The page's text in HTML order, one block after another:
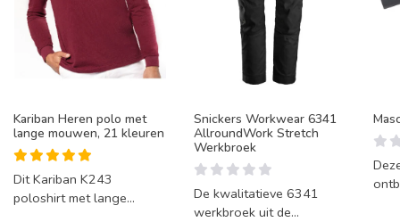
Kariban Heren polo met
lange mouwen, 21 kleuren
Dit Kariban K243
poloshirt met lange
Snickers Workwear 6341
AllroundWork Stretch
Werkbroek
De kwalitatieve 6341
werkbroek uit de